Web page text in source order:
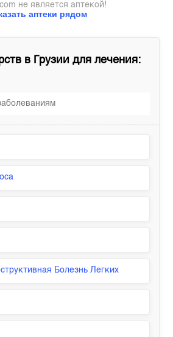
аптеки рядом
не является аптекой!
в Грузии для лечения:
Болезнь Легких